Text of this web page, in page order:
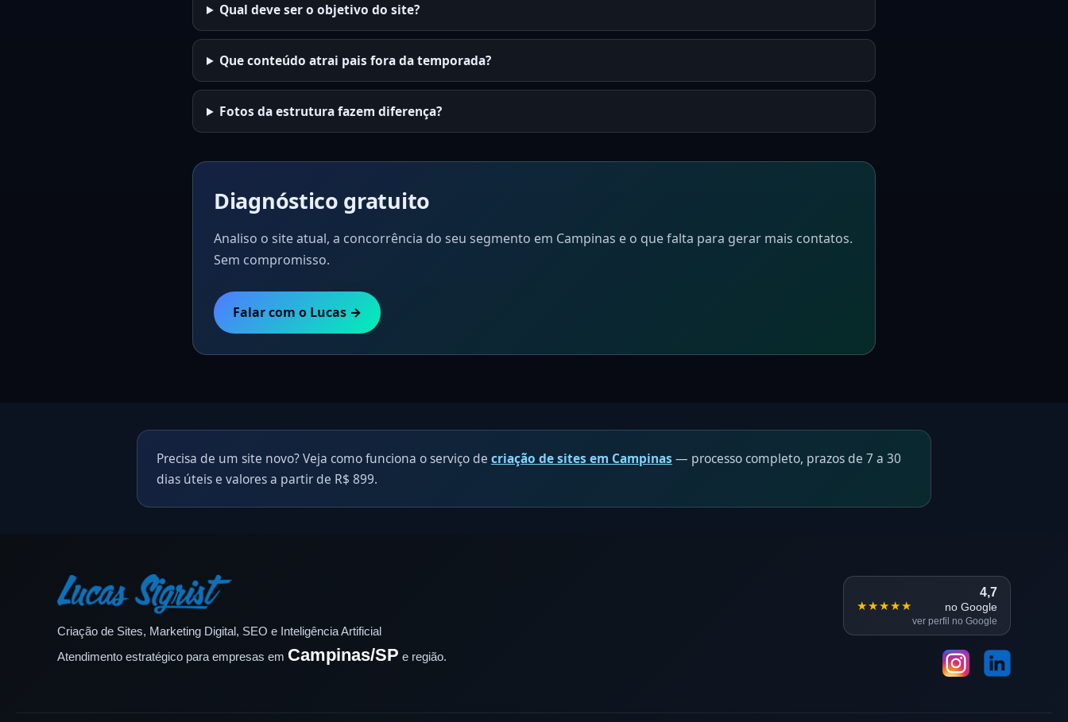
Qual deve ser o objetivo do site?
Que conteúdo atrai pais fora da temporada?
Fotos da estrutura fazem diferença?
Diagnóstico gratuito
Analiso o site atual, a concorrência do seu segmento em Campinas e o que falta para gerar mais contatos.
Sem compromisso.
Falar com o Lucas →
Precisa de um site novo? Veja como funciona o serviço de criação de sites em Campinas — processo completo, prazos de 7 a 30
dias úteis e valores a partir de R$ 899.
Criação de Sites, Marketing Digital, SEO e Inteligência Artificial
Atendimento estratégico para empresas em Campinas/SP e região.
★★★★★
4,7
no Google
ver perfil no Google